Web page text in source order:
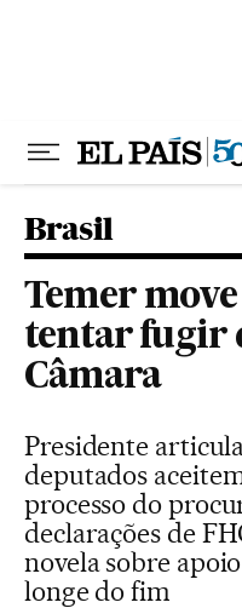
Brasil
Temer
tentar fugir
Câmara
Presidente
deputados
processo do
declarações de
novela sobre
longe do fim